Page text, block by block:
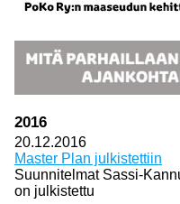
2016
20.12.2016
Master Plan julkistettiin
Suunnitelmat Sassi-
on julkistettu